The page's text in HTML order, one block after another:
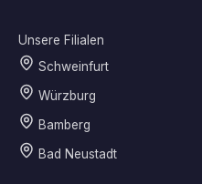
Unsere Filialen
Schweinfurt
Würzburg
Bamberg
Bad Neustadt